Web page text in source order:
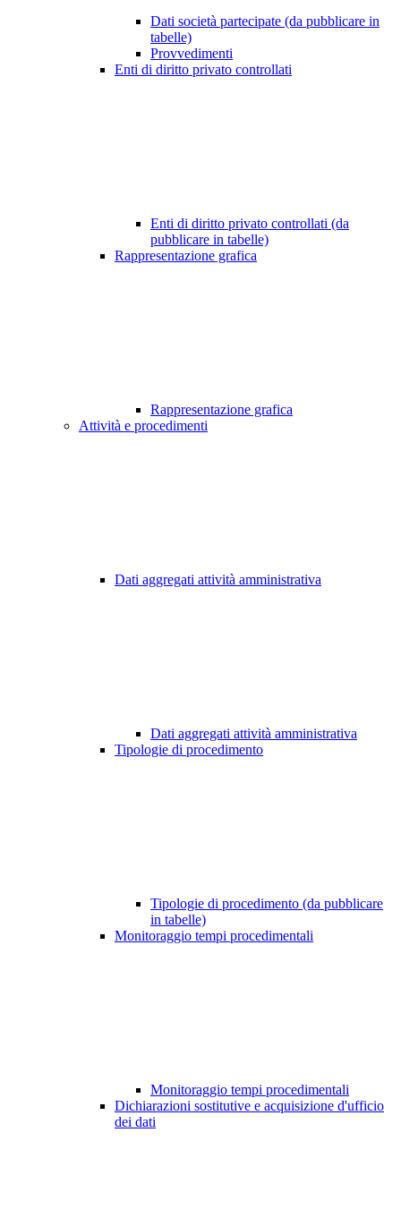
Dati società partecipate (da pubblicare in
tabelle)
Provvedimenti
Enti di diritto privato controllati
Enti di diritto privato controllati (da
pubblicare in tabelle)
Rappresentazione grafica
Rappresentazione grafica
Attività e procedimenti
Dati aggregati attività amministrativa
Dati aggregati attività amministrativa
Tipologie di procedimento
Tipologie di procedimento (da pubblicare
in tabelle)
Monitoraggio tempi procedimentali
Monitoraggio tempi procedimentali
Dichiarazioni sostitutive e acquisizione d'ufficio
dei dati